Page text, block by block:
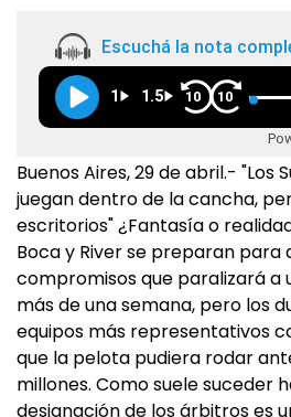
Escuchá la nota
1 1.5 10 10
Buenos Aires, 29 de abril.- "Los
juegan dentro de la cancha,
escritorios" ¿Fantasía o
Boca y River se preparan
compromisos que paralizará a
más de una semana, pero los
equipos más representativos
que la pelota pudiera rodar
millones. Como suele suceder
designación de los árbitros es